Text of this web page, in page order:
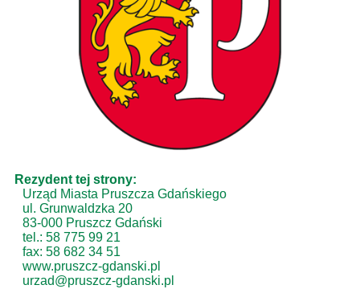
Rezydent tej strony:
Urząd Miasta Pruszcza Gdańskiego
ul. Grunwaldzka 20
83-000 Pruszcz Gdański
tel.: 58 775 99 21
fax: 58 682 34 51
www.pruszcz-gdanski.pl
urzad@pruszcz-gdanski.pl